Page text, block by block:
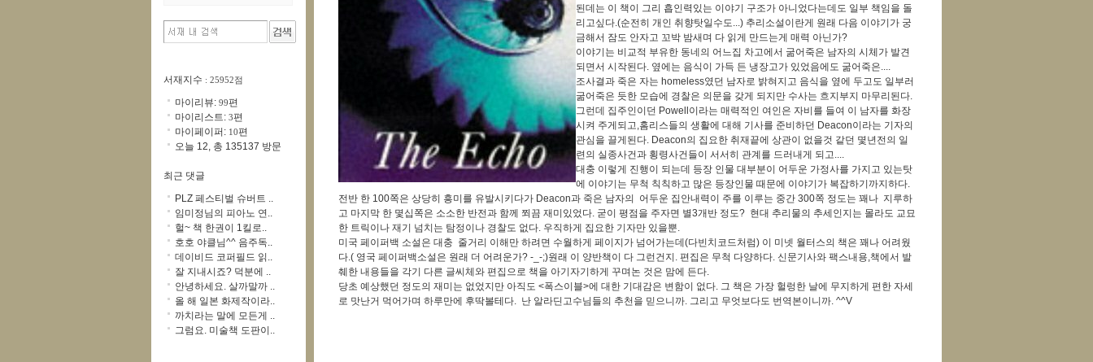
된데는 이 책이 그리 흡인력있는 이야기 구조가 아니었다는데도 일부 책임을 돌
리고싶다.(순전히 개인 취향탓일수도...) 추리소설이란게 원래 다음 이야기가 궁
금해서 잠도 안자고 꼬박 밤새며 다 읽게 만드는게 매력 아닌가?
이야기는 비교적 부유한 동네의 어느집 차고에서 굶어죽은 남자의 시체가 발견
되면서 시작된다. 옆에는 음식이 가득 든 냉장고가 있었음에도 굶어죽은....
조사결과 죽은 자는 homeless였던 남자로 밝혀지고 음식을 옆에 두고도 일부러
굶어죽은 듯한 모습에 경찰은 의문을 갖게 되지만 수사는 흐지부지 마무리된다.
그런데 집주인이던 Powell이라는 매력적인 여인은 자비를 들여 이 남자를 화장
시켜 주게되고,홈리스들의 생활에 대해 기사를 준비하던 Deacon이라는 기자의
관심을 끌게된다. Deacon의 집요한 취재끝에 상관이 없을것 같던 몇년전의 일
련의 실종사건과 횡령사건들이 서서히 관계를 드러내게 되고....
대충 이렇게 진행이 되는데 등장 인물 대부분이 어두운 가정사를 가지고 있는탓
에 이야기는 무척 칙칙하고 많은 등장인물 때문에 이야기가 복잡하기까지하다.
전반 한 100쪽은 상당히 흥미를 유발시키다가 Deacon과 죽은 남자의 어두운 집안내력이 주를 이루는 중간 300쪽 정도는 꽤나 지루하
고 마지막 한 몇십쪽은 소소한 반전과 함께 쬐끔 재미있었다. 굳이 평점을 주자면 별3개반 정도? 현대 추리물의 추세인지는 몰라도 교묘
한 트릭이나 재기 넘치는 탐정이나 경찰도 없다. 우직하게 집요한 기자만 있을뿐.
미국 페이퍼백 소설은 대충 줄거리 이해만 하려면 수월하게 페이지가 넘어가는데(다빈치코드처럼) 이 미넷 월터스의 책은 꽤나 어려웠
다.( 영국 페이퍼백소설은 원래 더 어려운가? -_-;)원래 이 양반책이 다 그런건지. 편집은 무척 다양하다. 신문기사와 팩스내용,책에서 발
췌한 내용들을 각기 다른 글씨체와 편집으로 책을 아기자기하게 꾸며논 것은 맘에 든다.
당초 예상했던 정도의 재미는 없었지만 아직도 <폭스이블>에 대한 기대감은 변함이 없다. 그 책은 가장 헐렁한 날에 무지하게 편한 자세
로 맛난거 먹어가며 하루만에 후딱볼테다. 난 알라딘고수님들의 추천을 믿으니까. 그리고 무엇보다도 번역본이니까. ^^V
서재지수 : 25952점
마이리뷰: 99편
마이리스트: 3편
마이페이퍼: 10편
오늘 12, 총 135137 방문
최근 댓글
PLZ 페스티벌 슈버트 ..
임미정님의 피아노 연..
헐~ 책 한권이 1킬로..
호호 야클님^^ 음주독..
데이비드 코퍼필드 읽..
잘 지내시죠? 덕분에 ..
안녕하세요. 살까말까 ..
올 해 일본 화제작이라..
까치라는 말에 모든게 ..
그럼요. 미술책 도판이..